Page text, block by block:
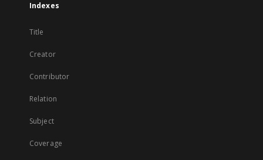
Indexes
Title
Creator
Contributor
Relation
Subject
Coverage